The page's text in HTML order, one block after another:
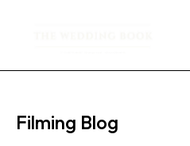
Filming Blog